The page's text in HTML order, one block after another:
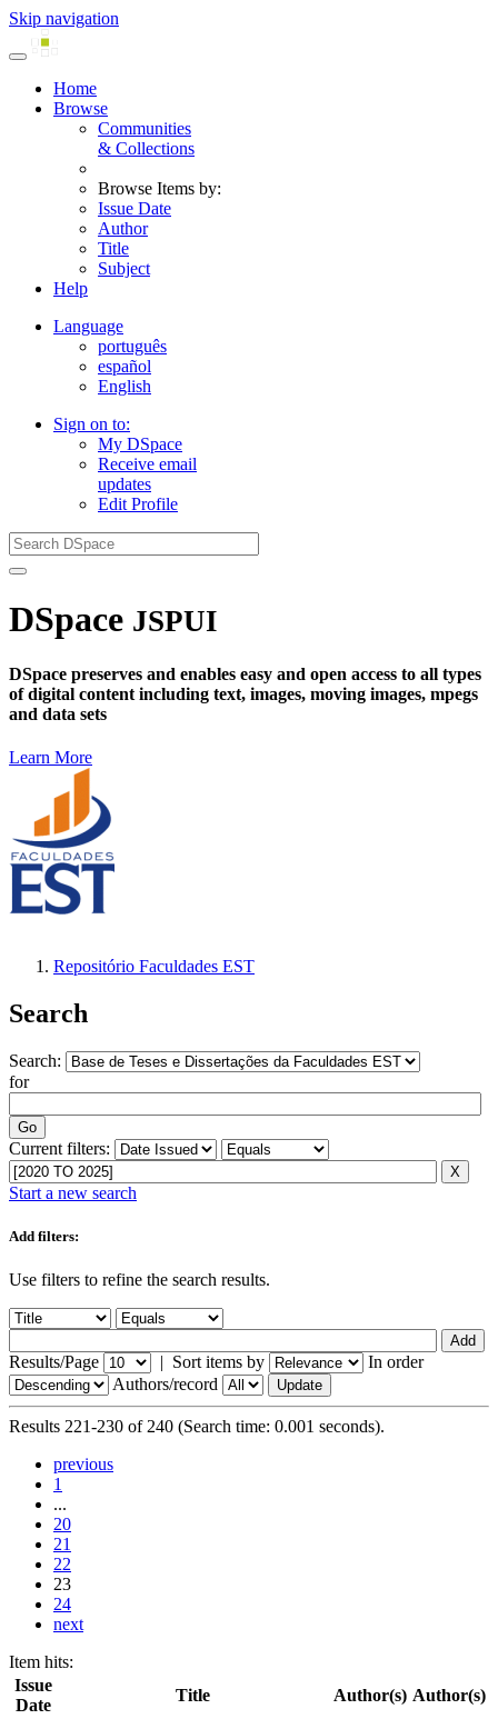
Skip navigation
Home
Browse
Communities
& Collections
Browse Items by:
Issue Date
Author
Title
Subject
Help
Language
português
español
English
Sign on to:
My DSpace
Receive email
updates
Edit Profile
DSpace JSPUI
DSpace preserves and enables easy and open access to all types
of digital content including text, images, moving images, mpegs
and data sets
Learn More
Repositório Faculdades EST
Search
Search:
for
Current filters:
Start a new search
Add filters:
Use filters to refine the search results.
Results/Page | Sort items by
In order
Authors/record
Results 221-230 of 240 (Search time: 0.001 seconds).
previous
1
...
20
21
22
23
24
next
Item hits:
Issue
Date
Title Author(s) Author(s)